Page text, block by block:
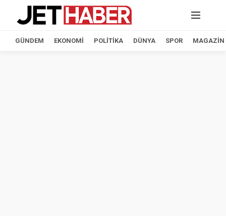
GÜNDEM EKONOMI POLITIKA DÜNYA SPOR MAGAZIN